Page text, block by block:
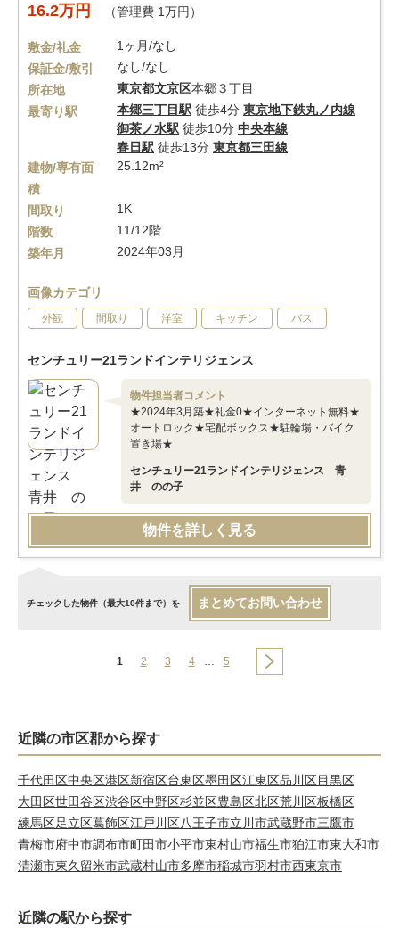
16.2万円 （管理費 1万円）
敷金/礼金
1ヶ月/なし
保証金/敷引
なし/なし
所在地
東京都文京区本郷３丁目
最寄り駅
本郷三丁目駅 徒歩4分 東京地下鉄丸ノ内線
御茶ノ水駅 徒歩10分 中央本線
春日駅 徒歩13分 東京都三田線
建物/専有面
積
25.12m²
間取り
1K
階数
11/12階
築年月
2024年03月
画像カテゴリ
外観 間取り 洋室 キッチン バス
センチュリー21ランドインテリジェンス
物件担当者コメント
★2024年3月築★礼金0★インターネット無料★
オートロック★宅配ボックス★駐輪場・バイク
置き場★
センチュリー21ランドインテリジェンス 青
井 のの子
物件を詳しく見る
チェックした物件（最大10件まで）を まとめてお問い合わせ
1 2 3 4 … 5
近隣の市区郡から探す
千代田区中央区港区新宿区台東区墨田区江東区品川区目黒区
大田区世田谷区渋谷区中野区杉並区豊島区北区荒川区板橋区
練馬区足立区葛飾区江戸川区八王子市立川市武蔵野市三鷹市
青梅市府中市調布市町田市小平市東村山市福生市狛江市東大和市
清瀬市東久留米市武蔵村山市多摩市稲城市羽村市西東京市
近隣の駅から探す